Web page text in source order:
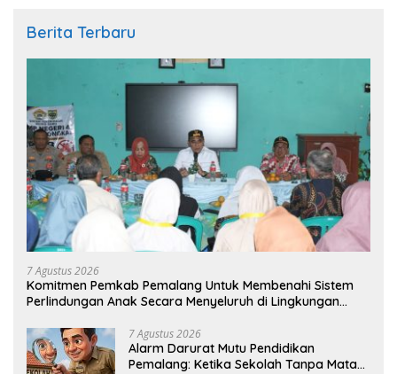
Berita Terbaru
7 Agustus 2026
Komitmen Pemkab Pemalang Untuk Membenahi Sistem
Perlindungan Anak Secara Menyeluruh di Lingkungan
7 Agustus 2026
Alarm Darurat Mutu Pendidikan
Pemalang: Ketika Sekolah Tanpa Mata